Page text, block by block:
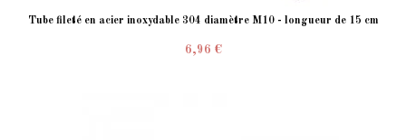
Tube fileté en acier inoxydable 304 diamètre M10 - longueur de 15 cm
6,96 €